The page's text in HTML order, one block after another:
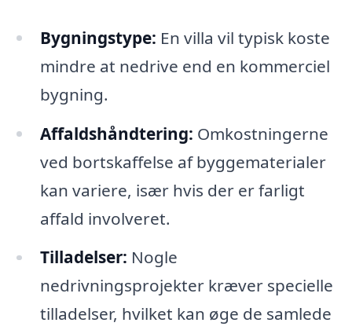
Bygningstype: En villa vil typisk koste
mindre at nedrive end en kommerciel
bygning.
Affaldshåndtering: Omkostningerne
ved bortskaffelse af byggematerialer
kan variere, især hvis der er farligt
affald involveret.
Tilladelser: Nogle
nedrivningsprojekter kræver specielle
tilladelser, hvilket kan øge de samlede